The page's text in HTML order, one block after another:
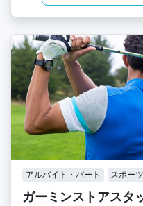
アルバイト・パート スポー
ガーミンストアスタ